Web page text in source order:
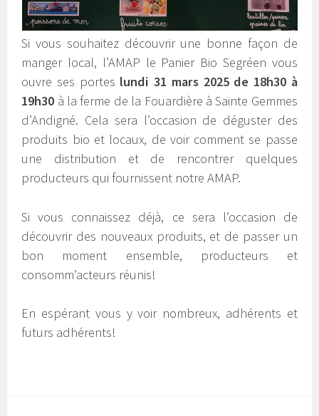
Si vous souhaitez découvrir une bonne façon de
manger local, l’AMAP le Panier Bio Segréen vous
ouvre ses portes lundi 31 mars 2025 de 18h30 à
19h30 à la ferme de la Fouardière à Sainte Gemmes
d’Andigné. Cela sera l’occasion de déguster des
produits bio et locaux, de voir comment se passe
une distribution et de rencontrer quelques
producteurs qui fournissent notre AMAP.
Si vous connaissez déjà, ce sera l’occasion de
découvrir des nouveaux produits, et de passer un
bon moment ensemble, producteurs et
consomm’acteurs réunis!
En espérant vous y voir nombreux, adhérents et
futurs adhérents!